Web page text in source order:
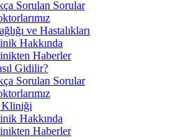
Sorulan Sorular
ve Hastalıkları
Hakkında
Haberler
Gidilir?
Sorulan Sorular
Kliniği
Hakkında
Haberler